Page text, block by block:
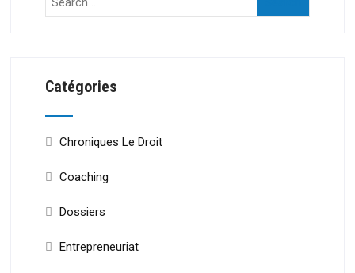
Catégories
Chroniques Le Droit
Coaching
Dossiers
Entrepreneuriat